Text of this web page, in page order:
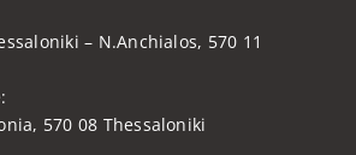
– N.Anchialos, 570 11
570 08 Thessaloniki